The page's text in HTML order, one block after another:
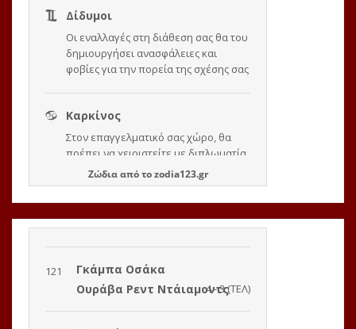
Ζώδιααπό τοzodia123.gr